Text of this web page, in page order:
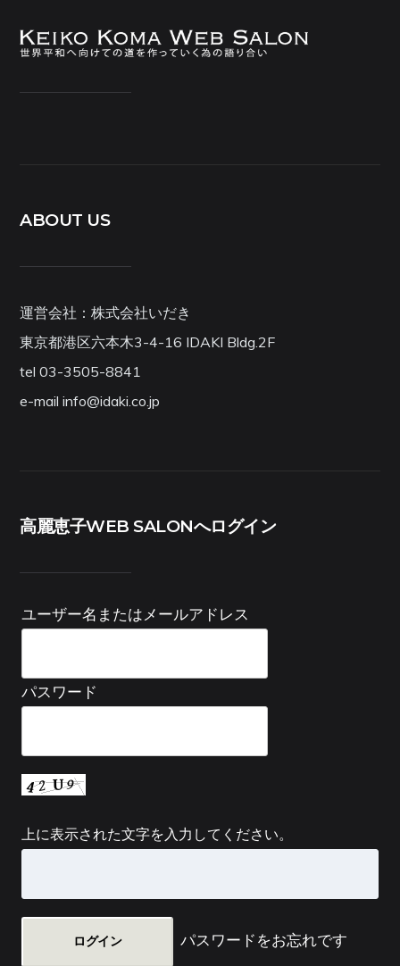
ABOUT US
運営会社：株式会社いだき
東京都港区六本木3-4-16 IDAKI Bldg.2F
tel 03-3505-8841
e-mail info@idaki.co.jp
高麗恵子WEB SALONへログイン
ユーザー名またはメールアドレス
パスワード
上に表示された文字を入力してください。
パスワードをお忘れです